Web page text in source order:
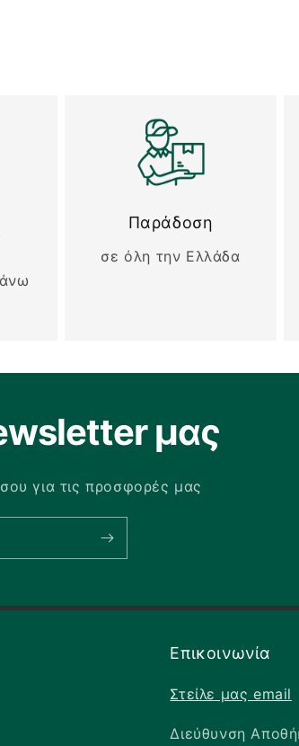
Παράδοση
σε όλη την Ελλάδα
μας
για τις προσφορές μας
Επικοινωνία
Στείλε μας email
Διεύθυνση